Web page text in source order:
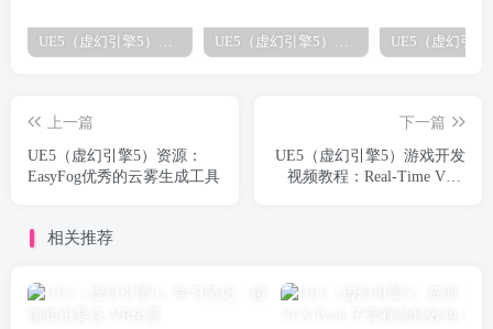
上一篇
UE5（虚幻引擎5）资源：
EasyFog优秀的云雾生成工具
下一篇
UE5（虚幻引擎5）游戏开发
视频教程：Real-Time VFX
相关推荐